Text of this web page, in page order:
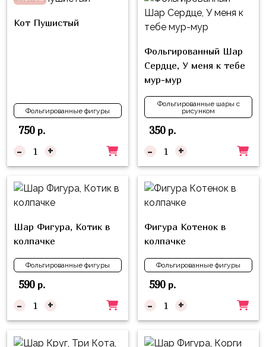
Кот Пушистый
Фольгированные фигуры
750р.
- +
Фольгированный Шар
Сердце, У меня к тебе
мур-мур
Фольгированные шары с
рисунком
350р.
- +
Шар Фигура, Котик в
колпачке
Фольгированные фигуры
590р.
- +
Фигура Котенок в
колпачке
Фольгированные фигуры
590р.
- +
см
Фольга
91
см
Фольгированные
шары
с
рисунком
фигуры
композиции
из
Шары
Выпускной
Девичник
Свадьба
Мальчик
Грузовичок
Лёва
Пеппа
Малышарики
Сердце
Маленький
Пони
Буба
zakazsharoff@yandex.ru